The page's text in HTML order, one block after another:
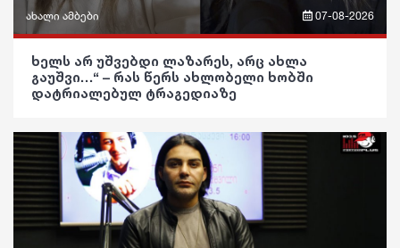
ახალი ამბები
ვიდეო
საზოგადოება
განათლება
ჯანდაცვა
07-08-2026
ხელს არ უშვებდი ლაზარეს, არც ახლა
გაუშვი…“ – რას წერს ახლობელი ხობში
დატრიალებულ ტრაგედიაზე